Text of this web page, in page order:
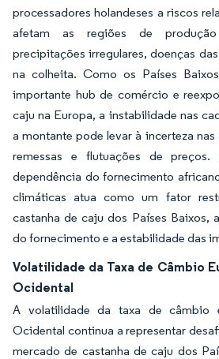
processadores holandeses a riscos
afetam as regiões de produção
precipitações irregulares, doenças
na colheita. Como os Países
importante hub de comércio e
caju na Europa, a instabilidade nas
a montante pode levar à incerteza
remessas e flutuações de preços.
dependência do fornecimento
climáticas atua como um fator
castanha de caju dos Países Baixos,
do fornecimento e a estabilidade das
Volatilidade da Taxa de Câmbio
Ocidental
A volatilidade da taxa de câmbio
Ocidental continua a representar
mercado de castanha de caju dos